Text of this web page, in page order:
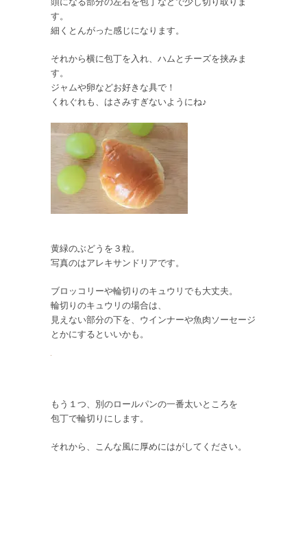
す。
細くとんがった感じになります。
それから横に包丁を入れ、ハムとチーズを挟みま
す。
ジャムや卵などお好きな具で！
くれぐれも、はさみすぎないようにね♪
黄緑のぶどうを３粒。
写真のはアレキサンドリアです。
ブロッコリーや輪切りのキュウリでも大丈夫。
輪切りのキュウリの場合は、
見えない部分の下を、ウインナーや魚肉ソーセージ
とかにするといいかも。
もう１つ、別のロールパンの一番太いところを
包丁で輪切りにします。
それから、こんな風に厚めにはがしてください。